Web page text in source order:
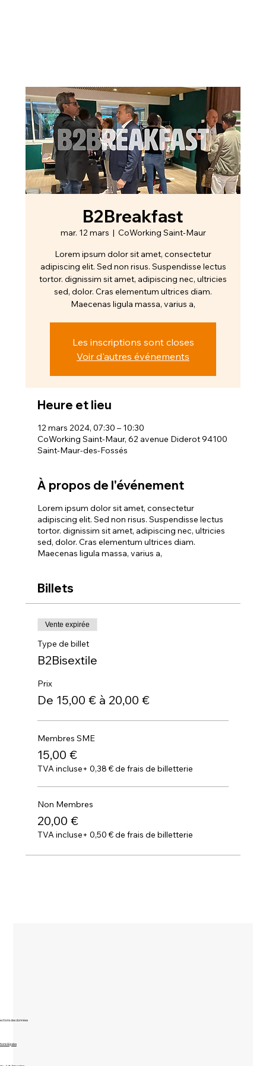
B2Breakfast
mar. 12 mars
  |
CoWorking Saint-Maur
Lorem ipsum dolor sit amet, consectetur
adipiscing elit. Sed non risus. Suspendisse lectus
tortor. dignissim sit amet, adipiscing nec, ultricies
sed, dolor. Cras elementum ultrices diam.
Maecenas ligula massa, varius a,
Les inscriptions sont closes
Voir d'autres événements
Heure et lieu
12 mars 2024, 07:30 – 10:30
CoWorking Saint-Maur, 62 avenue Diderot 94100
Saint-Maur-des-Fossés
À propos de l'événement
Lorem ipsum dolor sit amet, consectetur
adipiscing elit. Sed non risus. Suspendisse lectus
tortor. dignissim sit amet, adipiscing nec, ultricies
sed, dolor. Cras elementum ultrices diam.
Maecenas ligula massa, varius a,
Billets
Vente expirée
Type de billet
B2Bisextile
Prix
De 15,00 € à 20,00 €
Membres SME
15,00 €
TVA incluse+ 0,38 € de frais de billetterie
Non Membres
20,00 €
TVA incluse+ 0,50 € de frais de billetterie
des données
légales